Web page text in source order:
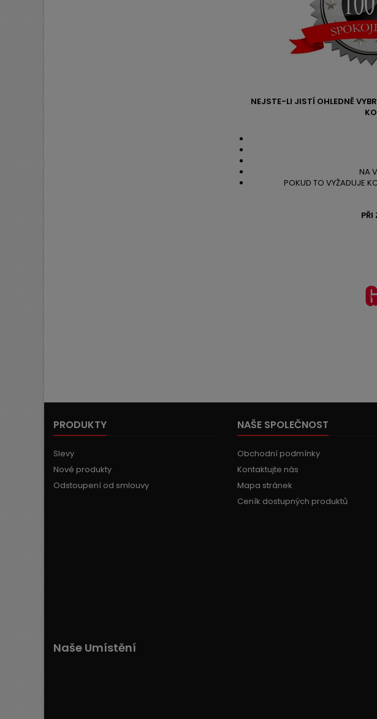
NEJSTE-LI JISTÍ OHLEDNĚ
NA
POKUD TO VYŽADUJE
PŘI
PRODUKTY
Slevy
Nové produkty
Odstoupení od smlouvy
NAŠE SPOLEČNOST
Obchodní podmínky
Kontaktujte nás
Mapa stránek
Ceník dostupných produktů
Naše Umístění